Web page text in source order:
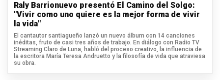
Raly Barrionuevo presentó El Camino del Solgo:
"Vivir como uno quiere es la mejor forma de vivir
la vida"
El cantautor santiagueño lanzó un nuevo álbum con 14 canciones
inéditas, fruto de casi tres años de trabajo. En diálogo con Radio TV
Streaming Claro de Luna, habló del proceso creativo, la influencia de
la escritora María Teresa Andruetto y la filosofía de vida que atraviesa
su obra.